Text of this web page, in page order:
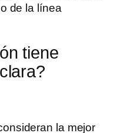
de la línea
tiene
la mejor